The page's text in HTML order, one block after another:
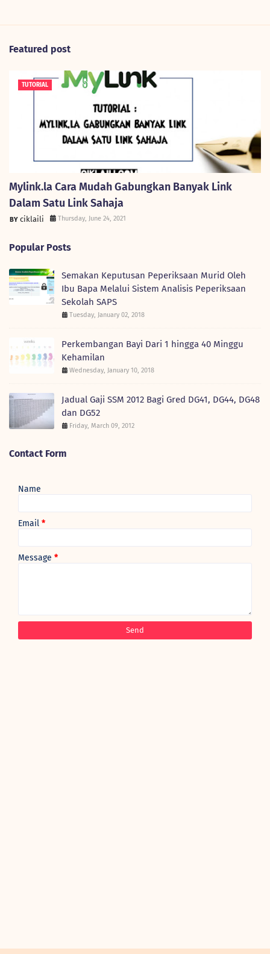
Featured post
TUTORIAL
Mylink.la Cara Mudah Gabungkan Banyak Link
Dalam Satu Link Sahaja
ciklaili Thursday, June 24, 2021
Popular Posts
Semakan Keputusan Peperiksaan Murid Oleh
Ibu Bapa Melalui Sistem Analisis Peperiksaan
Sekolah SAPS
Tuesday, January 02, 2018
Perkembangan Bayi Dari 1 hingga 40 Minggu
Kehamilan
Wednesday, January 10, 2018
Jadual Gaji SSM 2012 Bagi Gred DG41, DG44, DG48
dan DG52
Friday, March 09, 2012
Contact Form
Name
Email *
Message *